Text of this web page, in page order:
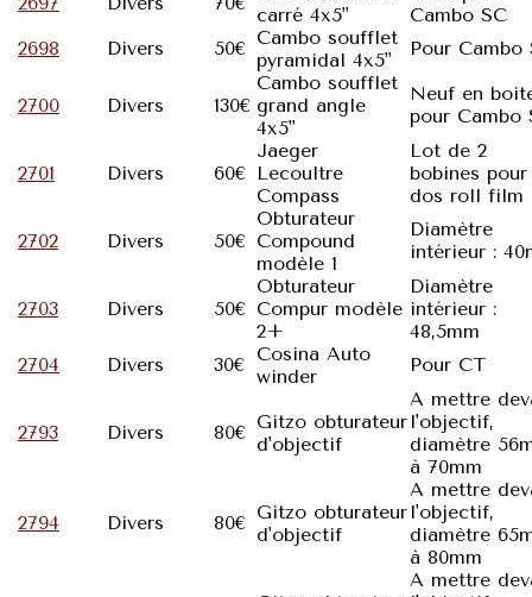
carré 4x5"
Cambo SC
2698
Divers 50€ Cambo soufflet
pyramidal 4x5"
Pour Cambo
2700 Divers 130€
Cambo soufflet
grand angle
4x5"
Neuf en
pour Cambo
2701 Divers 60€
Jaeger
Lecoultre
Compass
Lot de 2
bobines pour
dos roll film
2702
Divers 50€
Obturateur
Compound
modèle 1
Diamètre
intérieur :
2703 Divers 50€
Obturateur
Compur modèle
2+
Diamètre
intérieur :
48,5mm
2704
Divers 30€ Cosina Auto
winder
Pour CT
2793 Divers 80€ Gitzo obturateur
d'objectif
A mettre
l'objectif,
diamètre
à 70mm
2794 Divers 80€ Gitzo obturateur
d'objectif
A mettre
l'objectif,
diamètre
à 80mm
A mettre